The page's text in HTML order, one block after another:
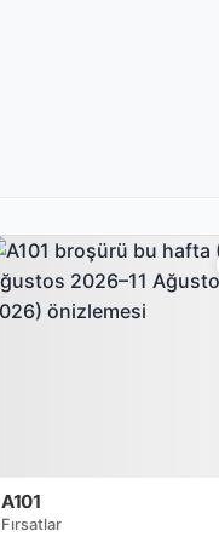
A101
Fırsatlar